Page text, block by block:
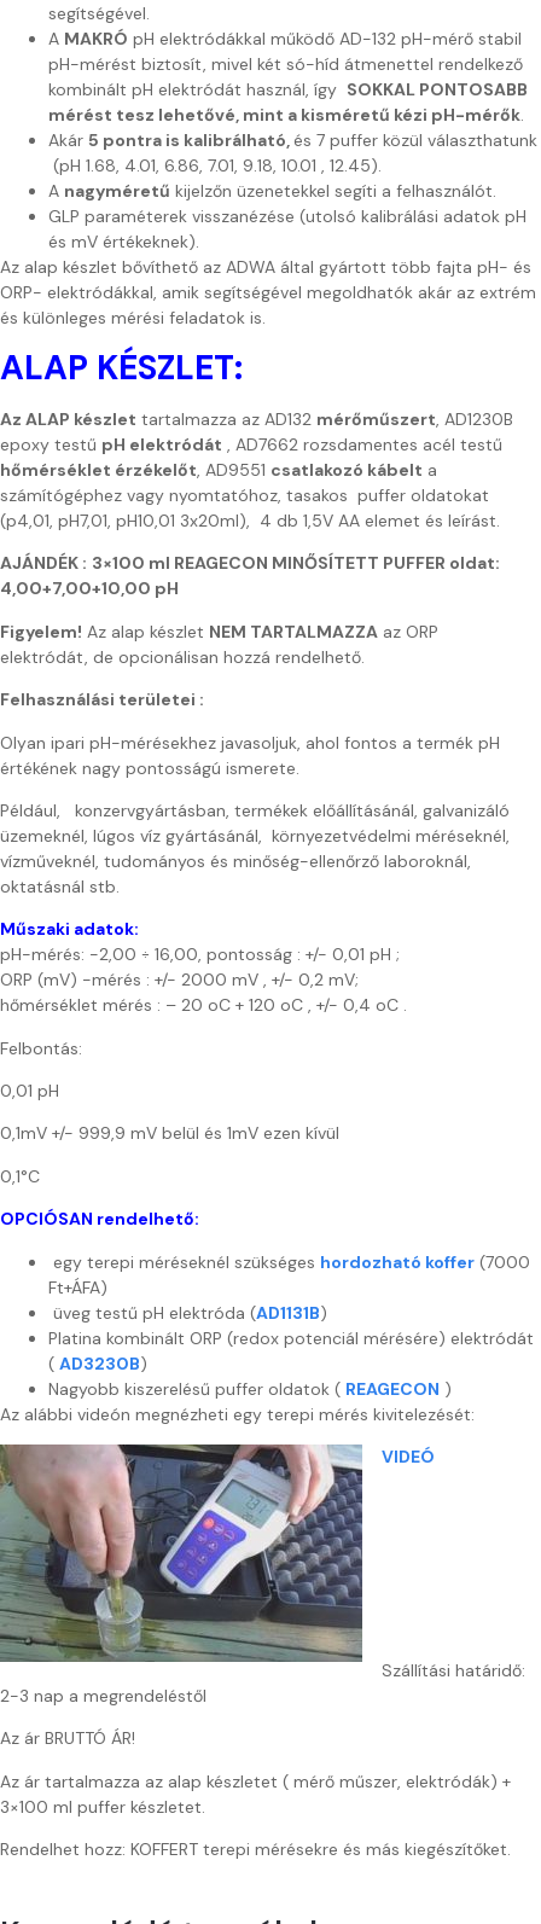
segítségével.
A MAKRÓ pH elektródákkal működő AD-132 pH-mérő stabil
pH-mérést biztosít, mivel két só-híd átmenettel rendelkező
kombinált pH elektródát használ, így SOKKAL PONTOSABB
mérést tesz lehetővé, mint a kisméretű kézi pH-mérők
Akár 5 pontra is kalibrálható, és 7 puffer közül választhatunk
(pH 1.68, 4.01, 6.86, 7.01, 9.18, 10.01 , 12.45).
A nagyméretű kijelzőn üzenetekkel segíti a felhasználót.
GLP paraméterek visszanézése (utolsó kalibrálási adatok pH
és mV értékeknek).
Az alap készlet bővíthető az ADWA által gyártott több fajta pH- és
ORP- elektródákkal, amik segítségével megoldhatók akár az extrém
és különleges mérési feladatok is.
ALAP KÉSZLET:
Az ALAP készlet tartalmazza az AD132 mérőműszert, AD1230B
epoxy testű pH elektródát , AD7662 rozsdamentes acél testű
hőmérséklet érzékelőt, AD9551 csatlakozó kábelt a
számítógéphez vagy nyomtatóhoz, tasakos puffer oldatokat
(p4,01, pH7,01, pH10,01 3x20ml), 4 db 1,5V AA elemet és leírást.
AJÁNDÉK : 3×100 ml REAGECON MINŐSÍTETT PUFFER oldat:
4,00+7,00+10,00 pH
Figyelem! Az alap készlet NEM TARTALMAZZA az ORP
elektródát, de opcionálisan hozzá rendelhető.
Felhasználási területei :
Olyan ipari pH-mérésekhez javasoljuk, ahol fontos a termék pH
értékének nagy pontosságú ismerete.
Például, konzervgyártásban, termékek előállításánál, galvanizáló
üzemeknél, lúgos víz gyártásánál, környezetvédelmi méréseknél,
vízműveknél, tudományos és minőség-ellenőrző laboroknál,
oktatásnál stb.
Műszaki adatok:
pH-mérés: -2,00 ÷ 16,00, pontosság : +/- 0,01 pH ;
ORP (mV) -mérés : +/- 2000 mV , +/- 0,2 mV;
hőmérséklet mérés : – 20 oC + 120 oC , +/- 0,4 oC .
Felbontás:
0,01 pH
0,1mV +/- 999,9 mV belül és 1mV ezen kívül
0,1°C
OPCIÓSAN rendelhető:
egy terepi méréseknél szükséges hordozható koffer (7000
Ft+ÁFA)
üveg testű pH elektróda (AD1131B)
Platina kombinált ORP (redox potenciál mérésére) elektródát
( AD3230B)
Nagyobb kiszerelésű puffer oldatok ( REAGECON )
Az alábbi videón megnézheti egy terepi mérés kivitelezését:
VIDEÓ
Szállítási határidő:
2-3 nap a megrendeléstől
Az ár BRUTTÓ ÁR!
Az ár tartalmazza az alap készletet ( mérő műszer, elektródák) +
3×100 ml puffer készletet.
Rendelhet hozz: KOFFERT terepi mérésekre és más kiegészítőket.